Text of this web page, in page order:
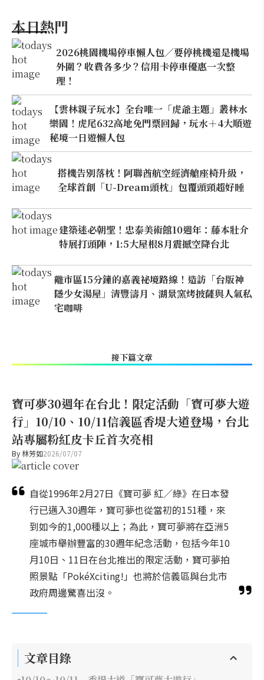
本日熱門
2026桃園機場停車懶人包／要停桃機還是機場
外圍？收費各多少？信用卡停車優惠一次整
理！
【雲林親子玩水】全台唯一「虎爺主題」叢林水
樂園！虎尾632高地免門票回歸，玩水＋4大順遊
秘境一日遊懶人包
搭機告別落枕！阿聯酋航空經濟艙座椅升級，
全球首創「U-Dream頭枕」包覆頭頸超好睡
建築迷必朝聖！忠泰美術館10週年：藤本壯介
特展打頭陣，1:5大屋根8月震撼空降台北
離市區15分鐘的嘉義祕境路線！造訪「台版神
隱少女湯屋」清豐濤月、湖景窯烤披薩與人氣私
宅咖啡
接下篇文章
寶可夢30週年在台北！限定活動「寶可夢大遊
行」10/10、10/11信義區香堤大道登場，台北
站專屬粉紅皮卡丘首次亮相
By林芳如2026/07/07
自從1996年2月27日《寶可夢 紅／綠》在日本發
行已邁入30週年，寶可夢也從當初的151種，來
到如今的1,000種以上；為此，寶可夢將在亞洲5
座城市舉辦豐富的30週年紀念活動，包括今年10
月10日、11日在台北推出的限定活動，寶可夢拍
照景點「PokéXciting!」也將於信義區與台北市
政府周邊驚喜出沒。
文章目錄